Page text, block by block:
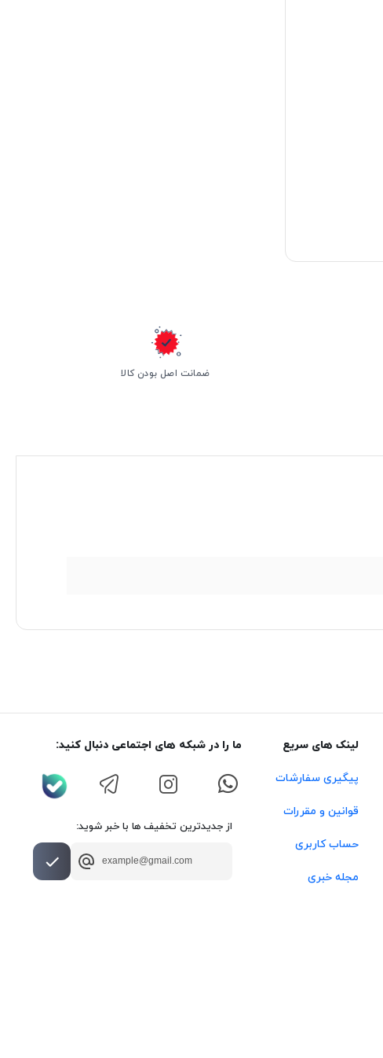
ضمانت اصل بودن کالا
لینک های سریع
پیگیری سفارشات
قوانین و مقررات
حساب کاربری
مجله خبری
ما را در شبکه های اجتماعی دنبال کنید:
از جدیدترین تخفیف ها با خبر شوید: